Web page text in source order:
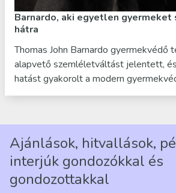
Barnardo, aki egyetlen gyermeket
hátra
Thomas John Barnardo gyermekvédő
alapvető szemléletváltást jelentett,
hatást gyakorolt a modern
Ajánlások, hitvallások,
interjúk gondozókkal és
gondozottakkal